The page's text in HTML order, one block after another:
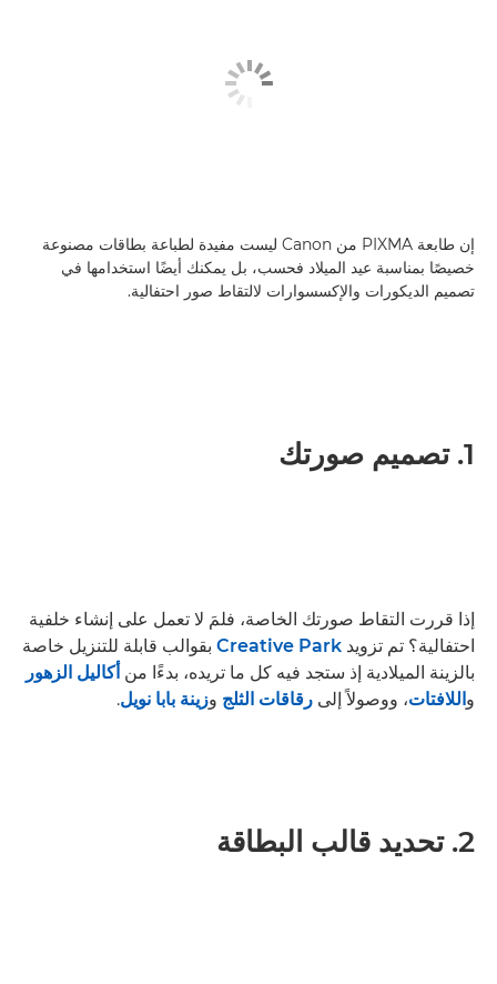
إن طابعة PIXMA من Canon ليست مفيدة لطباعة بطاقات مصنوعة
خصيصًا بمناسبة عيد الميلاد فحسب، بل يمكنك أيضًا استخدامها في
تصميم الديكورات والإكسسوارات لالتقاط صور احتفالية.
1. تصميم صورتك
إذا قررت التقاط صورتك الخاصة، فلمَ لا تعمل على إنشاء خلفية
احتفالية؟ تم تزويد Creative Park بقوالب قابلة للتنزيل خاصة
بالزينة الميلادية إذ ستجد فيه كل ما تريده، بدءًا من أكاليل الزهور
واللافتات، ووصولاً إلى رقاقات الثلج وزينة بابا نويل.
2. تحديد قالب البطاقة